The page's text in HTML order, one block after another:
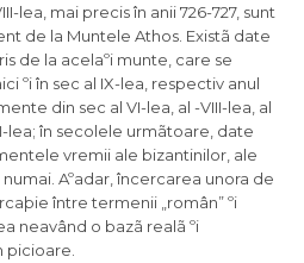
lea, mai precis în anii 726-727, sunt
de la Muntele Athos. Existã date
de la acelaºi munte, care se
ºi în sec al IX-lea, respectiv anul
din sec al VI-lea, al -VIII-lea, al
lea; în secolele urmãtoare, date
vremii ale bizantinilor, ale
Aºadar, încercarea unora de
între termenii „român” ºi
neavând o bazã realã ºi
picioare.